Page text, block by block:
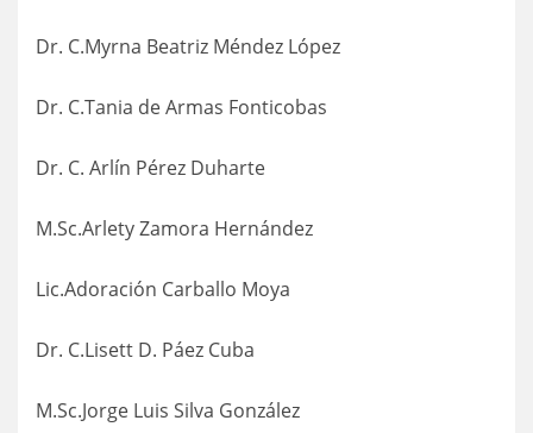
Dr. C.Myrna Beatriz Méndez López
Dr. C.Tania de Armas Fonticobas
Dr. C. Arlín Pérez Duharte
M.Sc.Arlety Zamora Hernández
Lic.Adoración Carballo Moya
Dr. C.Lisett D. Páez Cuba
M.Sc.Jorge Luis Silva González